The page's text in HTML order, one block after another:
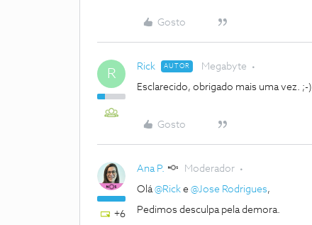
Gosto
R Rick AUTOR Megabyte
Esclarecido, obrigado mais uma vez. ;-)
Gosto
+6
Ana P. Moderador
Olá@Rick e @Jose Rodrigues,
Pedimos desculpa pela demora.